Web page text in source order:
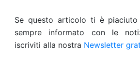
Se questo articolo ti è
sempre informato con le
iscriviti alla nostra Newsletter